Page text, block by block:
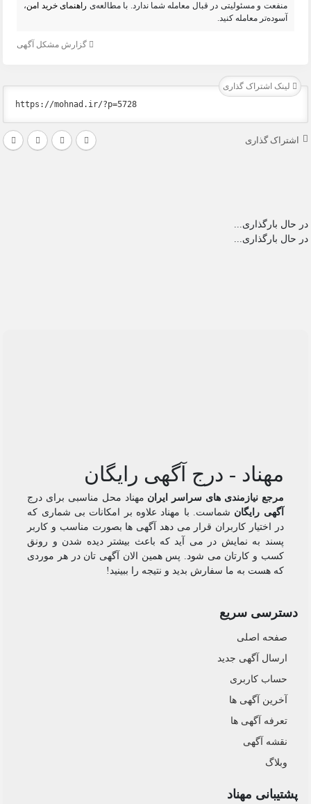
منفعت و مسئولیتی در قبال معامله شما ندارد. با مطالعه‌ی راهنمای خرید امن،
آسوده‌تر معامله کنید.
گزارش مشکل آگهی
لینک اشتراک گذاری
اشتراک گذاری
در حال بارگذاری...
در حال بارگذاری...
مهناد - درج آگهی رایگان
مرجع نیازمندی های سراسر ایران مهناد محل مناسبی برای درج
آگهی رایگان شماست. با مهناد علاوه بر امکانات بی شماری که
در اختیار کاربران قرار می دهد آگهی ها بصورت مناسب و کاربر
پسند به نمایش در می آید که باعث بیشتر دیده شدن و رونق
کسب و کارتان می شود. پس همین الان آگهی تان در هر موردی
که هست به ما سفارش بدید و نتیجه را ببینید!
دسترسی سریع
صفحه اصلی
ارسال‌ آگهی جدید
حساب کاربری
آخرین آگهی ها
تعرفه آگهی ها
نقشه آگهی
وبلاگ
پشتیبانی مهناد